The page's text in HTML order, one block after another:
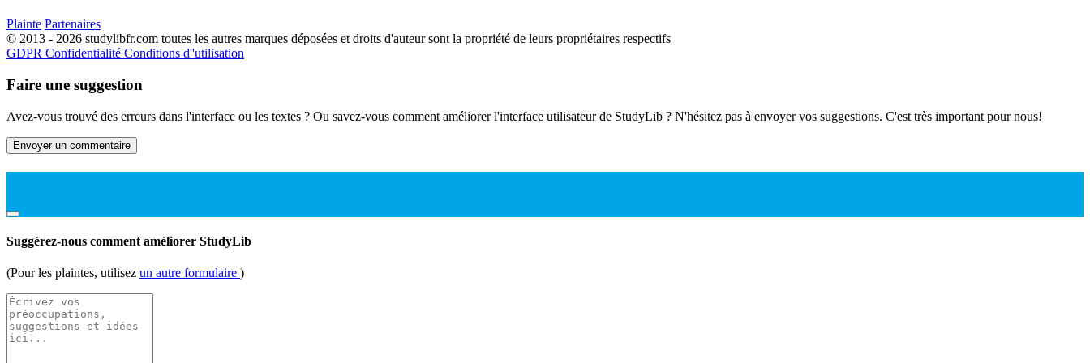
Plainte Partenaires
© 2013 - 2026 studylibfr.com toutes les autres marques déposées et droits d'auteur sont la propriété de leurs propriétaires respectifs
GDPR Confidentialité Conditions d''utilisation
Faire une suggestion
Avez-vous trouvé des erreurs dans l'interface ou les textes ? Ou savez-vous comment améliorer l'interface utilisateur de StudyLib ? N'hésitez pas à envoyer vos suggestions. C'est très important pour nous!
Envoyer un commentaire
Suggérez-nous comment améliorer StudyLib
(Pour les plaintes, utilisez un autre formulaire )